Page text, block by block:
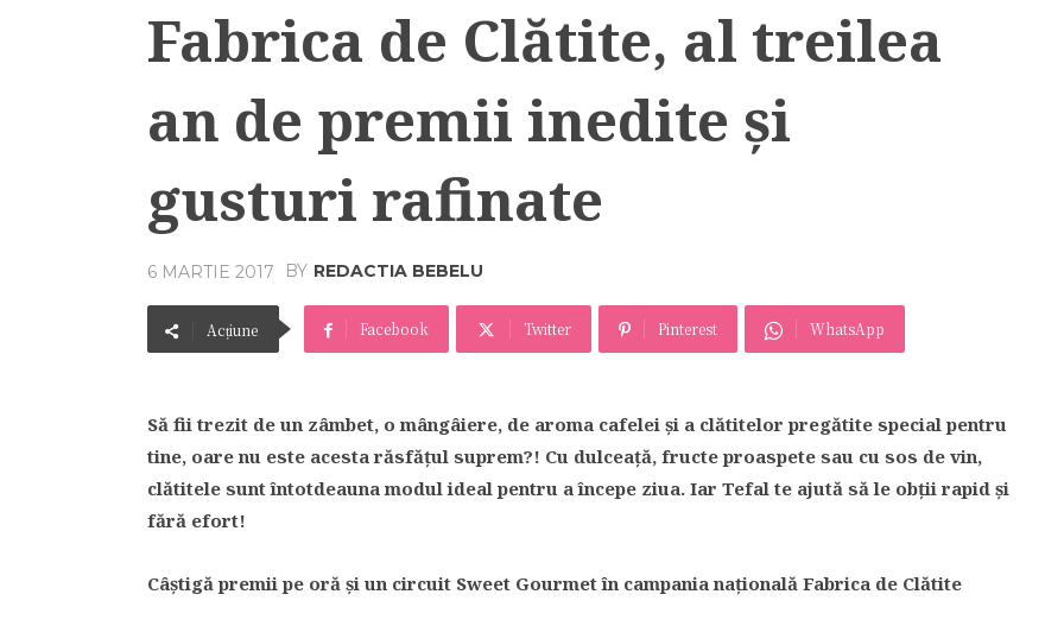
Fabrica de Clătite, al treilea
an de premii inedite și
gusturi rafinate
6 MARTIE 2017 BY REDACTIA BEBELU
Acțiune Facebook Twitter Pinterest WhatsApp
Să fii trezit de un zâmbet, o mângâiere, de aroma cafelei și a clătitelor pregătite special pentru
tine, oare nu este acesta răsfățul suprem?! Cu dulceață, fructe proaspete sau cu sos de vin,
clătitele sunt întotdeauna modul ideal pentru a începe ziua. Iar Tefal te ajută să le obții rapid și
fără efort!
Câștigă premii pe oră și un circuit Sweet Gourmet în campania națională Fabrica de Clătite